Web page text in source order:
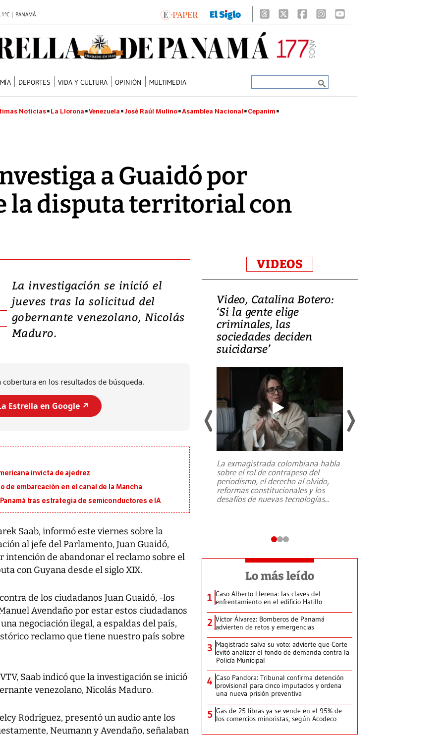
| PANAMÁ
DEPORTES VIDA Y CULTURA OPINIÓN MULTIMEDIA
Noticias La Llorona Venezuela José Raúl Mulino Asamblea Nacional Cepanim
a Guaidó por
la disputa territorial con
La investigación se inició el
jueves tras la solicitud del
gobernante venezolano, Nicolás
Maduro.
cobertura en los resultados de búsqueda.
Estrella en Google ↗️
invicta de ajedrez
de embarcación en el canal de la Mancha
tras estrategia de semiconductores e IA
Saab, informó este viernes sobre la
al jefe del Parlamento, Juan Guaidó,
intención de abandonar el reclamo sobre el
con Guyana desde el siglo XIX.
de los ciudadanos Juan Guaidó, -los
Avendaño por estar estos ciudadanos
negociación ilegal, a espaldas del país,
reclamo que tiene nuestro país sobre
Saab indicó que la investigación se inició
venezolano, Nicolás Maduro.
Rodríguez, presentó un audio ante los
Neumann y Avendaño, señalaban
VIDEOS
Video, Japón: Terremoto
deja heridos y graves
daños en Kumamoto
7,1 se registró este martes 28 de
emergencia de gran
Video, Catalina Botero:
‘Si la gente elige
criminales, las
sociedades deciden
suicidarse’
La exmagistrada colombiana habla
sobre el rol de contrapeso del
periodismo, el derecho al olvido,
reformas constitucionales y los
desafíos de nuevas tecnologías...
Lo más leído
1 Caso Alberto Llerena: las claves del
enfrentamiento en el edificio Hatillo
2 Víctor Álvarez: Bomberos de Panamá
advierten de retos y emergencias
3 Magistrada salva su voto: advierte que Corte
evitó analizar el fondo de demanda contra la
Policía Municipal
4 Caso Pandora: Tribunal confirma detención
provisional para cinco imputados y ordena
una nueva prisión preventiva
5 Gas de 25 libras ya se vende en el 95% de
los comercios minoristas, según Acodeco